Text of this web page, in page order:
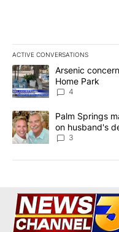
ACTIVE CONVERSATIONS
The following is a list of
A trending article titled
Arsenic
Home Park
4
A trending article titled
Palm Springs
on husband's
3